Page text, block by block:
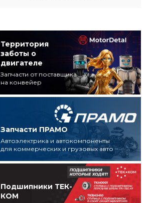
Территория
заботы о
двигателе
Запчасти от поставщика
на конвейер
Запчасти ПРАМО
Автоэлектрика и автокомпоненты
для коммерческих и грузовых авто
Подшипники ТЕК-
КОМ